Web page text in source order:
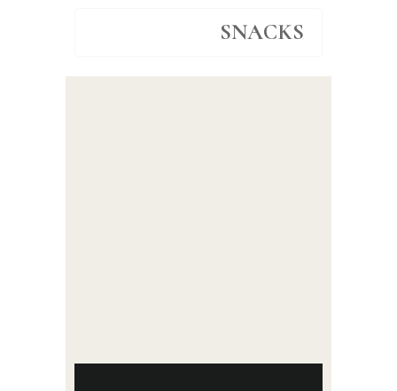
SNACKS